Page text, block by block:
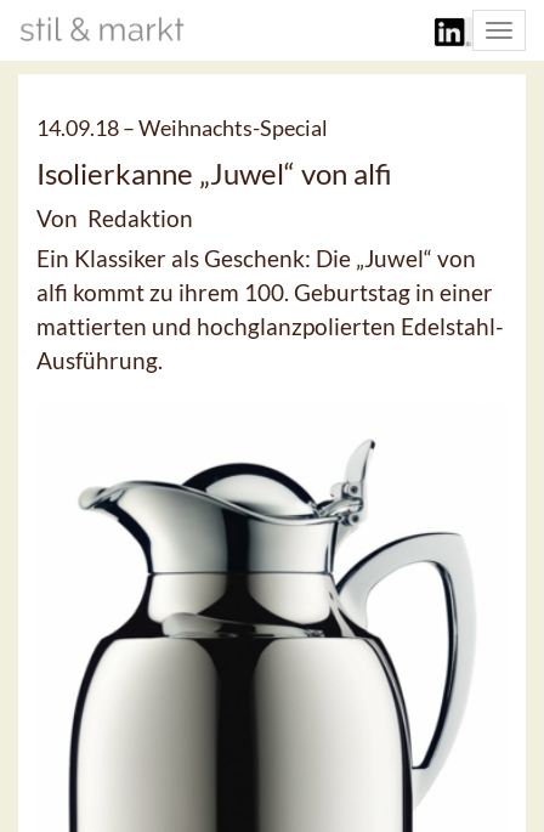
14.09.18 –Weihnachts-Special
Isolierkanne „Juwel“ von alfi
Von Redaktion
Ein Klassiker als Geschenk: Die „Juwel“ von
alfi kommt zu ihrem 100. Geburtstag in einer
mattierten und hochglanzpolierten Edelstahl-
Ausführung.